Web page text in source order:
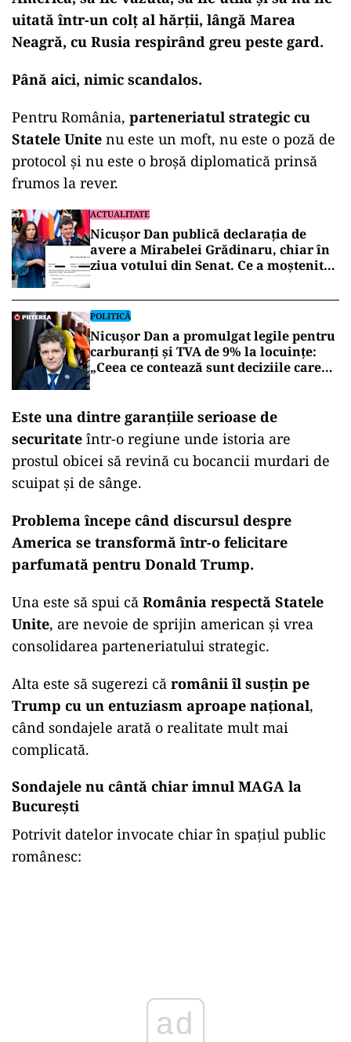
uitată într-un colț al hărții, lângă Marea
Neagră, cu Rusia respirând greu peste gard.
Până aici, nimic scandalos.
Pentru România, parteneriatul strategic cu
Statele Unite nu este un moft, nu este o poză de
protocol și nu este o broșă diplomatică prinsă
frumos la rever.
ACTUALITATE
Nicușor Dan publică declarația de
avere a Mirabelei Grădinaru, chiar în
ziua votului din Senat. Ce a moștenit
POLITICĂ
Nicușor Dan a promulgat legile pentru
carburanți și TVA de 9% la locuințe:
„Ceea ce contează sunt deciziile care
Este una dintre garanțiile serioase de
securitate într-o regiune unde istoria are
prostul obicei să revină cu bocancii murdari de
scuipat și de sânge.
Problema începe când discursul despre
America se transformă într-o felicitare
parfumată pentru Donald Trump.
Una este să spui că România respectă Statele
Unite, are nevoie de sprijin american și vrea
consolidarea parteneriatului strategic.
Alta este să sugerezi că românii îl susțin pe
Trump cu un entuziasm aproape național,
când sondajele arată o realitate mult mai
complicată.
Sondajele nu cântă chiar imnul MAGA la
București
Potrivit datelor invocate chiar în spațiul public
românesc:
ad